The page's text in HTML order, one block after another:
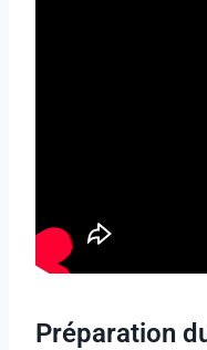
Préparation